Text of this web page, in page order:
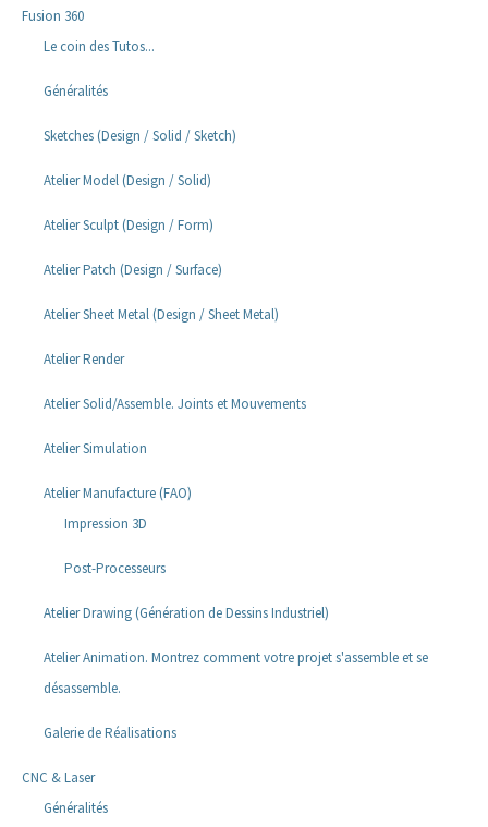
Fusion 360
Le coin des Tutos...
Généralités
Sketches (Design / Solid / Sketch)
Atelier Model (Design / Solid)
Atelier Sculpt (Design / Form)
Atelier Patch (Design / Surface)
Atelier Sheet Metal (Design / Sheet Metal)
Atelier Render
Atelier Solid/Assemble. Joints et Mouvements
Atelier Simulation
Atelier Manufacture (FAO)
Impression 3D
Post-Processeurs
Atelier Drawing (Génération de Dessins Industriel)
Atelier Animation. Montrez comment votre projet s'assemble et se
désassemble.
Galerie de Réalisations
CNC & Laser
Généralités